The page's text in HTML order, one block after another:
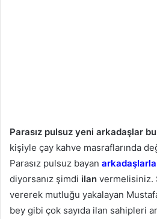
Parasız pulsuz yeni arkadaşlar
kişiyle çay kahve masraflarında
Parasız pulsuz bayan
diyorsanız şimdi ilan vermelisiniz.
vererek mutluğu yakalayan
bey gibi çok sayıda ilan sahipleri